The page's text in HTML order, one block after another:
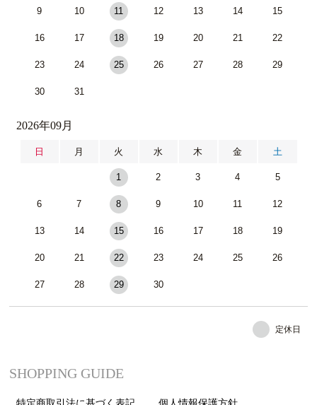
9 10 11 12 13 14 15
16 17 18 19 20 21 22
23 24 25 26 27 28 29
30 31
2026年09月
日 月 火 水 木 金 土
1 2 3 4 5
6 7 8 9 10 11 12
13 14 15 16 17 18 19
20 21 22 23 24 25 26
27 28 29 30
定休日
SHOPPING GUIDE
特定商取引法に基づく表記 個人情報保護方針